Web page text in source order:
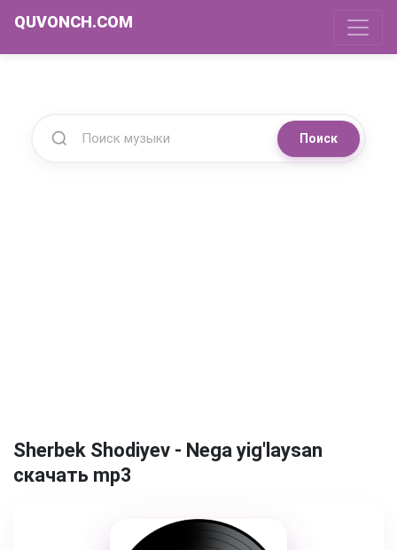
QUVONCH.COM
Поиск
Sherbek Shodiyev - Nega yig'laysan
скачать mp3